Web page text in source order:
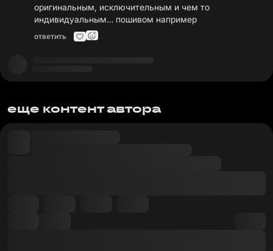
оригинальным, исключительным и чем то
индивидуальным… пошивом например
ответить
еще контент автора